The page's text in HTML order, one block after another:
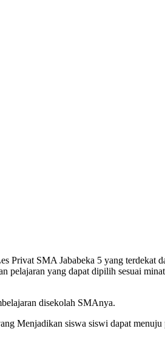
Privat SMA Jababeka 5 yang terdekat
yang dapat dipilih sesuai
disekolah SMAnya.
Menjadikan siswa siswi dapat menuju